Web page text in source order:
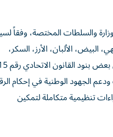
والسلطات المختصة، وفقاً
أي زيادة في أسعار 9 سلع، وهي زيوت الطهي، البيض، الألبان، الأرز، السكر،
الدواجن، البقوليات، الخبز، القمح، كما أن إصدار المرسوم
الجهود الوطنية في إحكام
وتوفير آليات وإجراءات تنظيمية متكاملة لتمكين